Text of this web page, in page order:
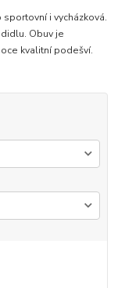
i vycházková.
Obuv je
kvalitní podešví.